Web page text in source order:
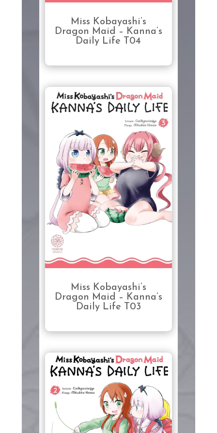
Miss Kobayashi’s
Dragon Maid – Kanna’s
Daily Life T04
Miss Kobayashi’s
Dragon Maid – Kanna’s
Daily Life T03